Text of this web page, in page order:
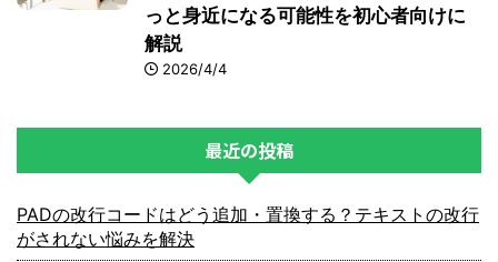
っと身近になる可能性を初心者向けに
解説
2026/4/4
最近の投稿
PADの改行コードはどう追加・置換する？テキストの改行
がされない悩みを解決